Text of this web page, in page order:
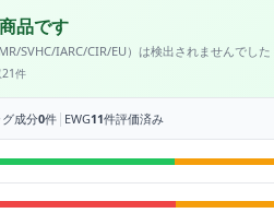
品です
SVHC/IARC/CIR/EU）は検出されませんでした
21件
グ成分0件 | EWG11件評価済み